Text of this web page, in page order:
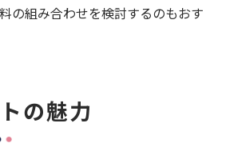
の組み合わせを検討するのもおす
の魅力